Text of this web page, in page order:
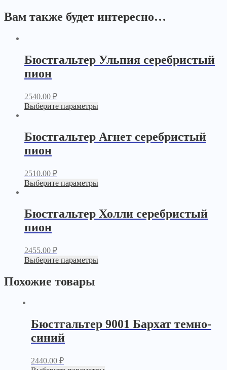
Вам также будет интересно…
Бюстгальтер Ульпия серебристый
пион
2540.00 ₽
Выберите параметры
Бюстгальтер Агнет серебристый
пион
2510.00 ₽
Выберите параметры
Бюстгальтер Холли серебристый
пион
2455.00 ₽
Выберите параметры
Похожие товары
Бюстгальтер 9001 Бархат темно-
синий
2440.00 ₽